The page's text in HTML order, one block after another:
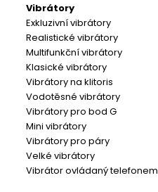
Vibrátory
Exkluzivní vibrátory
Realistické vibrátory
Multifunkční vibrátory
Klasické vibrátory
Vibrátory na klitoris
Vodotěsné vibrátory
Vibrátory pro bod G
Mini vibrátory
Vibrátory pro páry
Velké vibrátory
Vibrátor ovládaný telefonem